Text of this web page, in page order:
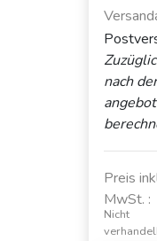
nach
Preis
MwSt. :
Nicht